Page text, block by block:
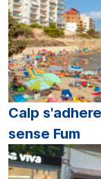
Calp
sense Fum